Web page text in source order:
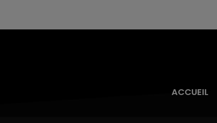
ACCUEIL